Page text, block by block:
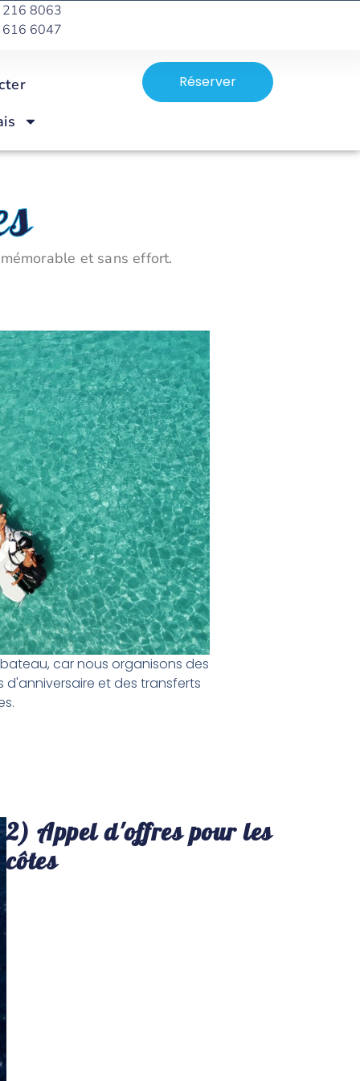
8063
6047
Réserver
et sans effort.
car nous organisons des
et des transferts
2) Appel d'offres pour les
côtes